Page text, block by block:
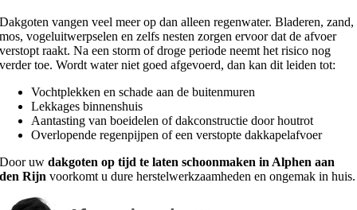
Dakgoten vangen veel meer op dan alleen regenwater. Bladeren, zand,
mos, vogeluitwerpselen en zelfs nesten zorgen ervoor dat de afvoer
verstopt raakt. Na een storm of droge periode neemt het risico nog
verder toe. Wordt water niet goed afgevoerd, dan kan dit leiden tot:
Vochtplekken en schade aan de buitenmuren
Lekkages binnenshuis
Aantasting van boeidelen of dakconstructie door houtrot
Overlopende regenpijpen of een verstopte dakkapelafvoer
Door uwdakgoten op tijd te laten schoonmaken in Alphen aan
den Rijn voorkomt u dure herstelwerkzaamheden en ongemak in huis.